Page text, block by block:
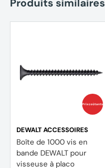
Produits similaires
Prix coûtants
DEWALT ACCESSOIRES
Boîte de 1000 vis en
bande DEWALT pour
visseuse à placo